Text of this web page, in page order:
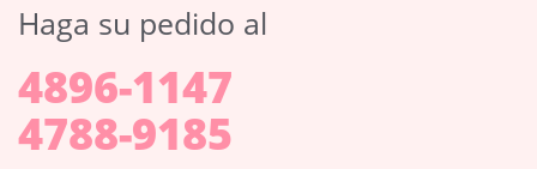
Haga su pedido al
4896-1147
4788-9185